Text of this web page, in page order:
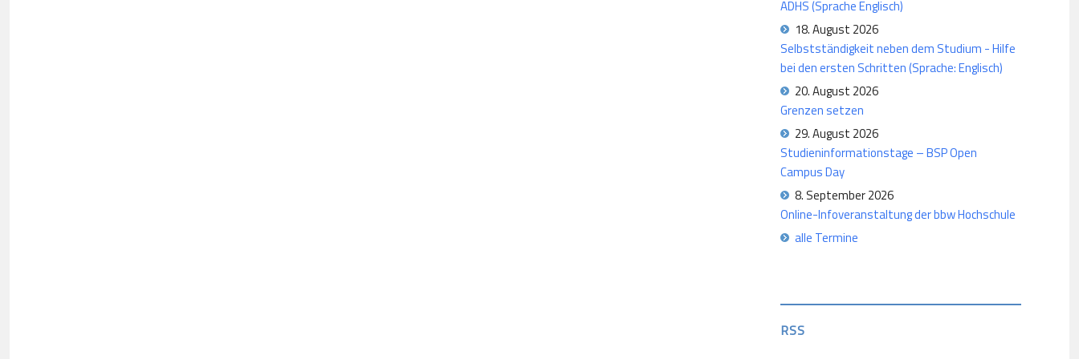
ADHS (Sprache Englisch)
18. August 2026
Selbstständigkeit neben dem Studium - Hilfe
bei den ersten Schritten (Sprache: Englisch)
20. August 2026
Grenzen setzen
29. August 2026
Studieninformationstage – BSP Open
Campus Day
8. September 2026
Online-Infoveranstaltung der bbw Hochschule
alle Termine
RSS